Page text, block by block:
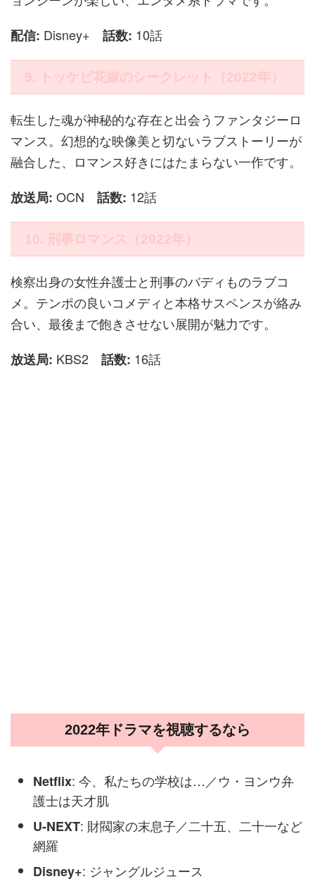
配信: Disney+ 話数: 10話
9. トッケビ花嫁のシークレット（2022年）
転生した魂が神秘的な存在と出会うファンタジーロ
マンス。幻想的な映像美と切ないラブストーリーが
融合した、ロマンス好きにはたまらない一作です。
放送局: OCN 話数: 12話
10. 刑事ロマンス（2022年）
検察出身の女性弁護士と刑事のバディものラブコ
メ。テンポの良いコメディと本格サスペンスが絡み
合い、最後まで飽きさせない展開が魅力です。
放送局: KBS2 話数: 16話
2022年ドラマを視聴するなら
Netflix: 今、私たちの学校は…／ウ・ヨンウ弁
護士は天才肌
U-NEXT: 財閥家の末息子／二十五、二十一など
網羅
Disney+: ジャングルジュース